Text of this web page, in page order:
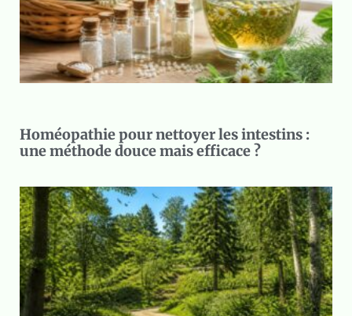
Homéopathie pour nettoyer les intestins :
une méthode douce mais efficace ?